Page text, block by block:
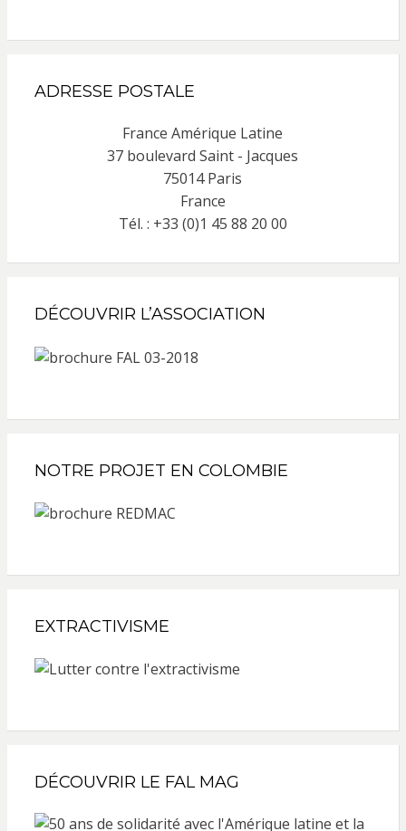
ADRESSE POSTALE
France Amérique Latine
37 boulevard Saint - Jacques
75014 Paris
France
Tél. : +33 (0)1 45 88 20 00
DÉCOUVRIR L’ASSOCIATION
NOTRE PROJET EN COLOMBIE
EXTRACTIVISME
DÉCOUVRIR LE FAL MAG